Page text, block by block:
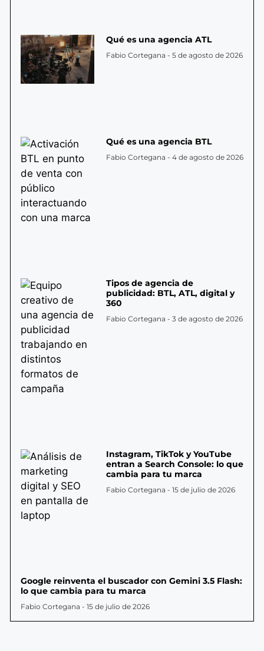
Qué es una agencia ATL
Fabio Cortegana 5 de agosto de 2026
Qué es una agencia BTL
Fabio Cortegana 4 de agosto de 2026
Tipos de agencia de
publicidad: BTL, ATL, digital y
360
Fabio Cortegana 3 de agosto de 2026
Instagram, TikTok y YouTube
entran a Search Console: lo que
cambia para tu marca
Fabio Cortegana 15 de julio de 2026
Google reinventa el buscador con Gemini 3.5 Flash:
lo que cambia para tu marca
Fabio Cortegana 15 de julio de 2026